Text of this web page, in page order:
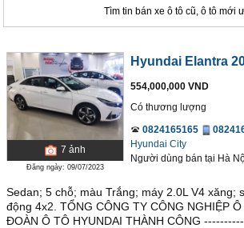
Tìm tin bán xe ô tô cũ, ô tô mới
7 ảnh
Đăng ngày: 09/07/2023
Hyundai Elantra
554,000,000 VND
Có thương lượng
0824165165
Hyundai City
Người dùng bán tại Hà
Sedan; 5 chỗ; màu Trắng; máy 2.0L V4 xăng;
động 4x2. TỔNG CÔNG TY CÔNG NGHIỆP
ĐOÀN Ô TÔ HYUNDAI THÀNH CÔNG